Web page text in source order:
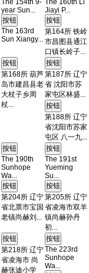
The 154th 9-
year Sun...
The 160th Li
Jiayi P...
The 163rd
Sun Xiangy...
第164所 铁岭
市昌图县通江
口镇长岭子...
第168所 葫芦
岛市建昌县老
大杖子乡周
杖...
第187所 辽宁
省 沈阳市苏
家屯区林盛...
第188所 辽宁
省沈阳市苏家
屯区 八一九...
The 190th
Sunhope
Wa...
The 191st
Yueming
Su...
第204所 辽宁
省北票市宝国
老镇尚赫刘...
第205所 辽宁
省凌海市双羊
镇尚赫孙丹
初...
第218所 辽宁
省凌海市 尚
赫张迪小学
The 223rd
Sunhope
Wa...